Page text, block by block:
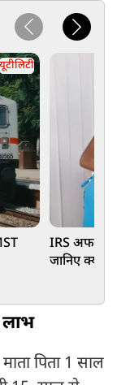
IRS अफसर
जानिए क्यों
लाभ
पिता 1 साल